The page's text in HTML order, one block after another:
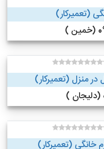
(تعمیرکار)
منزل (تعمیرکار)
خانگی (تعمیرکار)